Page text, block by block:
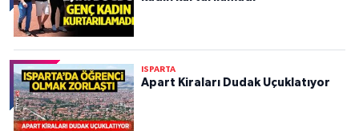
ISPARTA
Apart Kiraları Dudak Uçuklatıyor